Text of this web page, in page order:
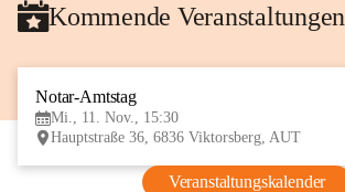
Kommende Veranstaltungen
Notar-Amtstag
Mi., 11. Nov., 15:30
Hauptstraße 36, 6836 Viktorsberg, AUT
Veranstaltungskalender